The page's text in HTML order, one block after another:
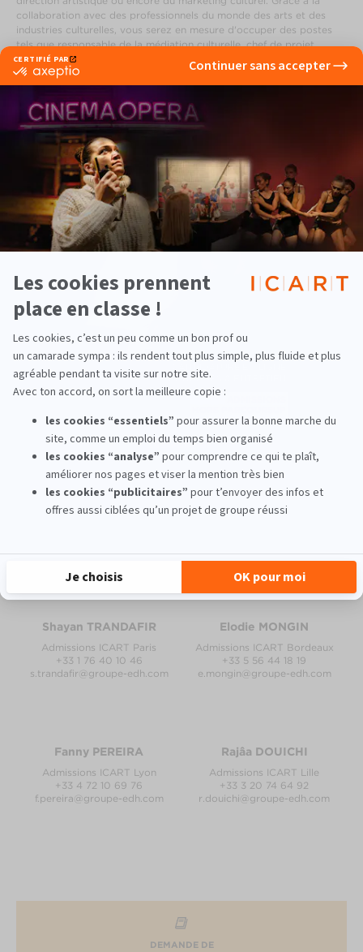
collaboration avec des professionnels du monde des arts et des
industries culturelles, vous serez en mesure d'occuper des postes
tels que responsable de la médiation culturelle, chef de projet
culturel, directeur de compagnie, organisateur d'événements
culturels ou musicaux, ou encore responsable des relations avec les
publics. Vous pouvez télécharger notre plaquette pour tout savoir !
Partenaires
Contacts
Vous souhaitez avoir des compléments d'informations sur notre
Shayan TRANDAFIR
Admissions ICART Paris
+33 1 76 40 10 46
s.trandafir@groupe-edh.com
Elodie MONGIN
Admissions ICART Bordeaux
+33 5 56 44 18 19
e.mongin@groupe-edh.com
Fanny PEREIRA
Admissions ICART Lyon
+33 4 72 10 69 76
f.pereira@groupe-edh.com
Rajâa DOUICHI
Admissions ICART Lille
+33 3 20 74 64 92
r.douichi@groupe-edh.com
DEMANDE DE
EN CE MOMENT À L'ICART